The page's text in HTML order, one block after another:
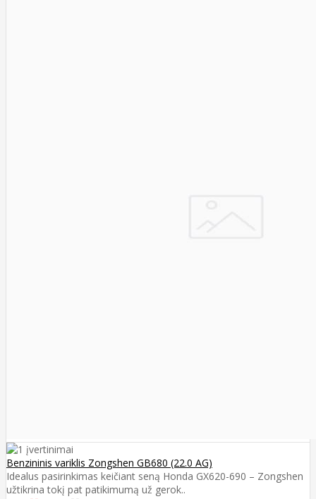
Benzininis variklis Zongshen GB680 (22.0 AG)
Idealus pasirinkimas keičiant seną Honda GX620-690 – Zongshen
užtikrina tokį pat patikimumą už gerok..